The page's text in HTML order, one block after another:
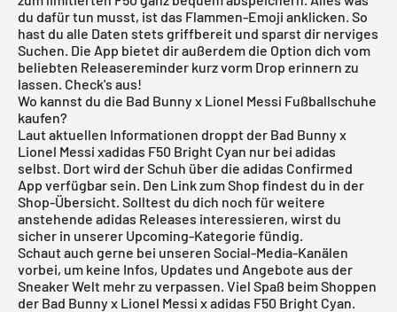
du dafür tun musst, ist das Flammen-Emoji anklicken. So
hast du alle Daten stets griffbereit und sparst dir nerviges
Suchen. Die App bietet dir außerdem die Option dich vom
beliebten Releasereminder kurz vorm Drop erinnern zu
lassen. Check's aus!
Wo kannst du die Bad Bunny x Lionel Messi Fußballschuhe
kaufen?
Laut aktuellen Informationen droppt der Bad Bunny x
Lionel Messi xadidas F50 Bright Cyan nur bei adidas
selbst. Dort wird der Schuh über die adidas Confirmed
App verfügbar sein. Den Link zum Shop findest du in der
Shop-Übersicht. Solltest du dich noch für weitere
anstehende adidas Releases interessieren, wirst du
sicher in unserer Upcoming-Kategorie fündig.
Schaut auch gerne bei unseren Social-Media-Kanälen
vorbei, um keine Infos, Updates und Angebote aus der
Sneaker Welt mehr zu verpassen. Viel Spaß beim Shoppen
der Bad Bunny x Lionel Messi x adidas F50 Bright Cyan.